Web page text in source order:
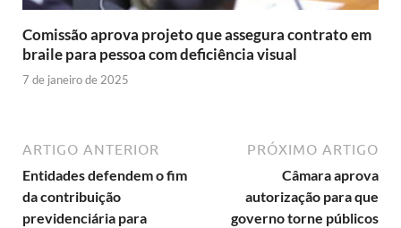
Comissão aprova projeto que assegura contrato em
braile para pessoa com deficiência visual
7 de janeiro de 2025
ARTIGO ANTERIOR
Entidades defendem o fim
da contribuição
previdenciária para
PRÓXIMO ARTIGO
Câmara aprova
autorização para que
governo torne públicos